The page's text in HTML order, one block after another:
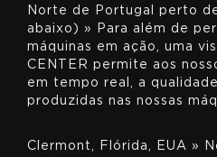
Norte de Portugal perto
abaixo) » Para além de
máquinas em ação, uma
CENTER permite aos
em tempo real, a
produzidas nas nossas
Clermont, Flórida, EUA »